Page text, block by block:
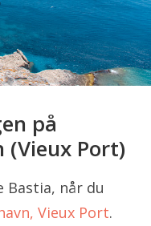
på
(Vieux Port)
når du
Vieux Port.